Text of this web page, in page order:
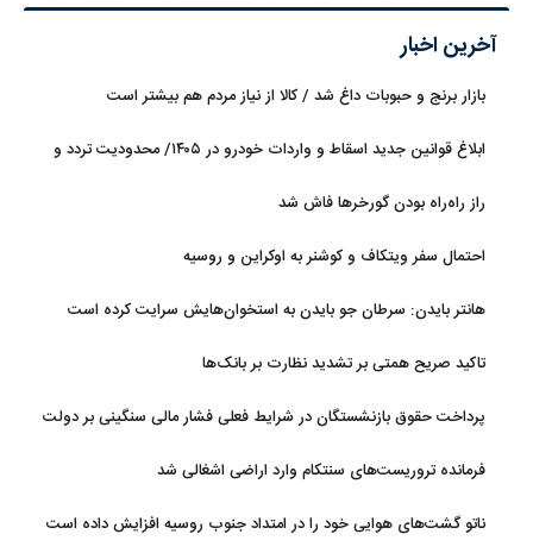
آخرین اخبار
بازار برنج و حبوبات داغ شد / کالا از نیاز مردم هم بیشتر است
ابلاغ قوانین جدید اسقاط و واردات خودرو در ۱۴۰۵/ محدودیت تردد و
راز راه‌راه بودن گورخرها فاش شد
احتمال سفر ویتکاف و کوشنر به اوکراین و روسیه
هانتر بایدن: سرطان جو بایدن به استخوان‌هایش سرایت کرده است
تاکید صریح همتی بر تشدید نظارت بر بانک‌ها
پرداخت حقوق بازنشستگان در شرایط فعلی فشار مالی سنگینی بر دولت
فرمانده تروریست‌های سنتکام وارد اراضی اشغالی شد
ناتو گشت‌های هوایی خود را در امتداد جنوب روسیه افزایش داده است